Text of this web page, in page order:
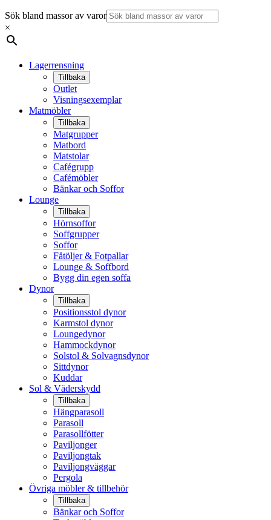
Sök bland massor av varor
×
Lagerrensning
Tillbaka
Outlet
Visningsexemplar
Matmöbler
Tillbaka
Matgrupper
Matbord
Matstolar
Cafégrupp
Cafémöbler
Bänkar och Soffor
Lounge
Tillbaka
Hörnsoffor
Soffgrupper
Soffor
Fåtöljer & Fotpallar
Lounge & Soffbord
Bygg din egen soffa
Dynor
Tillbaka
Positionsstol dynor
Karmstol dynor
Loungedynor
Hammockdynor
Solstol & Solvagnsdynor
Sittdynor
Kuddar
Sol & Väderskydd
Tillbaka
Hängparasoll
Parasoll
Parasollfötter
Paviljonger
Paviljongtak
Paviljongväggar
Pergola
Övriga möbler & tillbehör
Tillbaka
Bänkar och Soffor